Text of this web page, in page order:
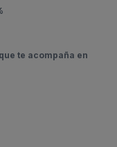
te acompaña en